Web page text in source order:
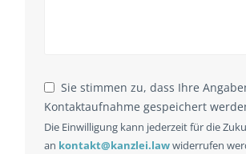
Sie stimmen zu, dass Ihre
Kontaktaufnahme gespeichert
Die Einwilligung kann jederzeit für die
an kontakt@kanzlei.lawwiderrufen